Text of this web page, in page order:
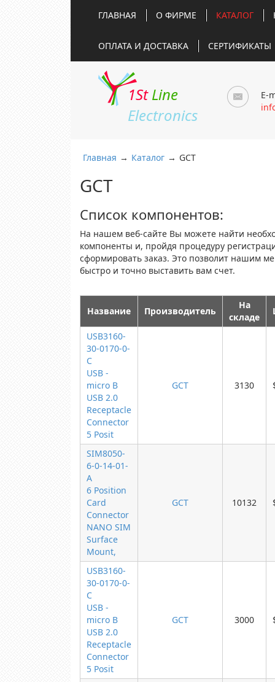
ГЛАВНАЯ О ФИРМЕ КАТАЛОГ
ОПЛАТА И ДОСТАВКА СЕРТИФИКАТЫ
1St Line
Electronics
E-
Главная → Каталог → GCT
GCT
Список компонентов:
На нашем веб-сайте Вы можете найти
компоненты и, пройдя процедуру
сформировать заказ. Это позволит нашим
быстро и точно выставить вам счет.
Название Производитель
На
складе
USB3160-
30-0170-0-
C
USB -
micro B
USB 2.0
Receptacle
Connector
5 Posit
GCT 3130
SIM8050-
6-0-14-01-
A
6 Position
Card
Connector
NANO SIM
Surface
Mount,
GCT 10132
USB3160-
30-0170-0-
C
USB -
micro B
USB 2.0
Receptacle
Connector
5 Posit
GCT 3000